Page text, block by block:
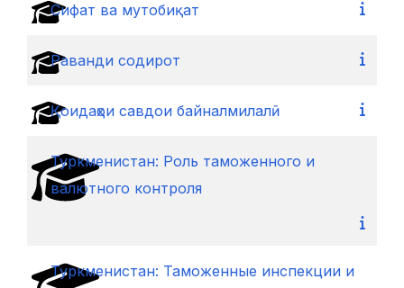
Сифат ва мутобиқат
Раванди содирот
Қоидаҳои савдои байналмилалӣ
Туркменистан: Роль таможенного и
валютного контроля
Туркменистан: Таможенные инспекции и